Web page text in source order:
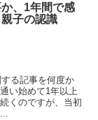
、1年間で感
子の認識
る記事を何度か
い始めて1年以上
くのですが、当初